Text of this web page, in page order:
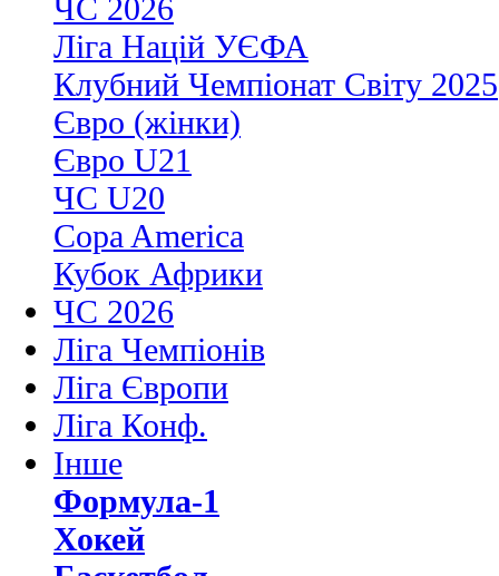
ЧС 2026
Ліга Націй УЄФА
Клубний Чемпіонат Світу 2025
Євро (жінки)
Євро U21
ЧС U20
Copa America
Кубок Африки
ЧС 2026
Ліга Чемпіонів
Ліга Європи
Ліга Конф.
Інше
Формула-1
Хокей